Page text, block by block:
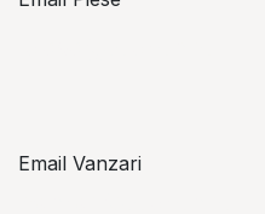
Email Vanzari